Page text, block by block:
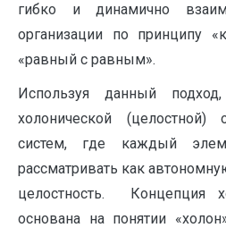
гибко и динамично
организации по принципу
«равный с равным».
Используя данный
холонической (целостной)
систем, где каждый
рассматривать как
целостность. Концепция
основана на понятии